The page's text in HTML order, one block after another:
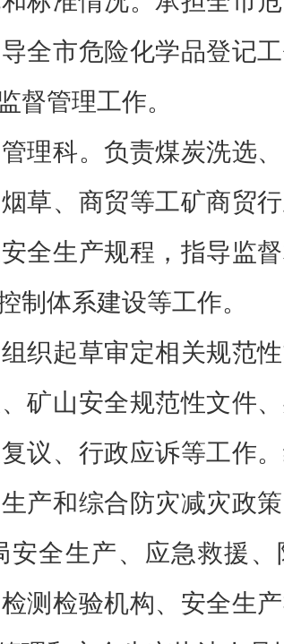
全市危险化学品登记
督管理工作。
管理科。负责煤炭洗选
草、商贸等工矿商贸
全生产规程，指导监
制体系建设等工作。
组织起草审定相关规范
矿山安全规范性文件
议、行政应诉等工作
产和综合防灾减灾政
全生产、应急救援
测检验机构、安全生